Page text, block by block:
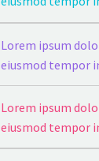
Lorem ipsum
eiusmod tempor
Lorem ipsum
eiusmod tempor